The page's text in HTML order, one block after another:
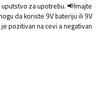
za upotrebu. 📢Imajte
da koriste 9V bateriju ili 9V
pozitivan na cevi a negativan